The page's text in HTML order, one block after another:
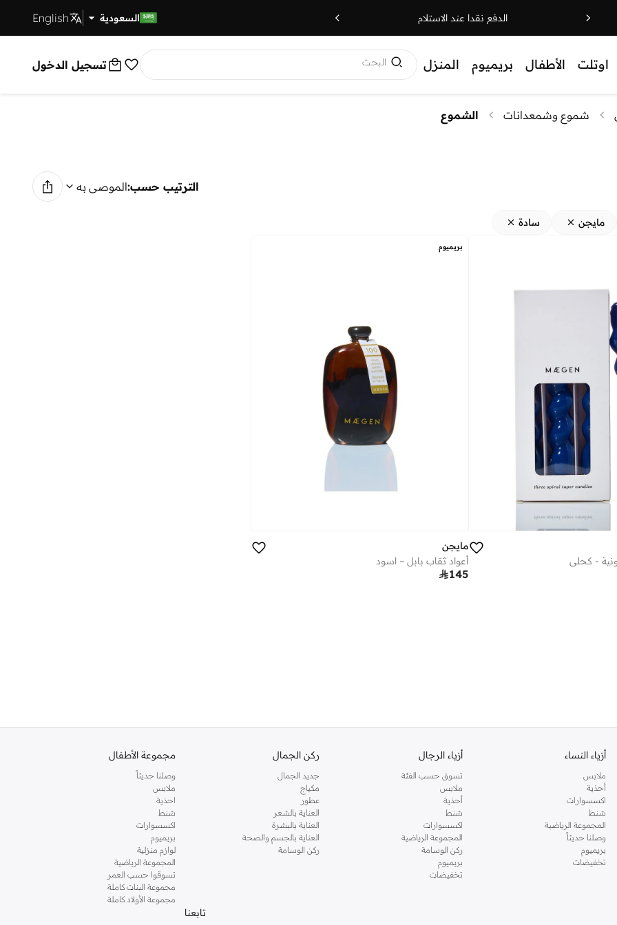
الدفع نقدا عند الاستلام توصيل سريع السعودية English
اوتلت الأطفال بريميوم المنزل البحث تسجيل الدخول
شموع وشمعدانات الشموع
الترتيب حسب:الموصى به
مايجن سادة
- كحلي
بريميوم
مايجن
أعواد ثقاب بابل – اسود
145
أزياء النساء
ملابس
أحذية
اكسسوارات
شنط
المجموعة الرياضية
وصلنا حديثاً
بريميوم
تخفيضات
أزياء الرجال
تسوق حسب الفئة
ملابس
أحذية
شنط
اكسسوارات
المجموعة الرياضية
ركن الوسامة
بريميوم
تخفيضات
ركن الجمال
جديد الجمال
مكياج
عطور
العناية بالشعر
العناية بالبشرة
العناية بالجسم والصحة
ركن الوسامة
مجموعة الأطفال
وصلنا حديثاً
ملابس
احذية
شنط
اكسسوارات
بريميوم
لوازم منزلية
المجموعة الرياضية
تسوقوا حسب العمر
مجموعة البنات كاملة
مجموعة الأولاد كاملة
تابعنا